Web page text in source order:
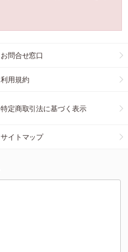
お問合せ窓口
利用規約
特定商取引法に基づく表示
サイトマップ